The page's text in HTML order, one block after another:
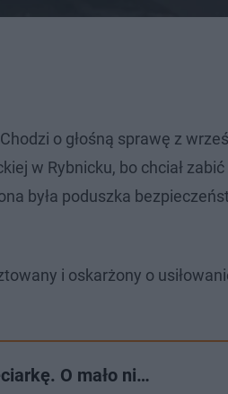
o głośną sprawę z
w Rybnicku, bo chciał
była poduszka
i oskarżony o
O mało ni…